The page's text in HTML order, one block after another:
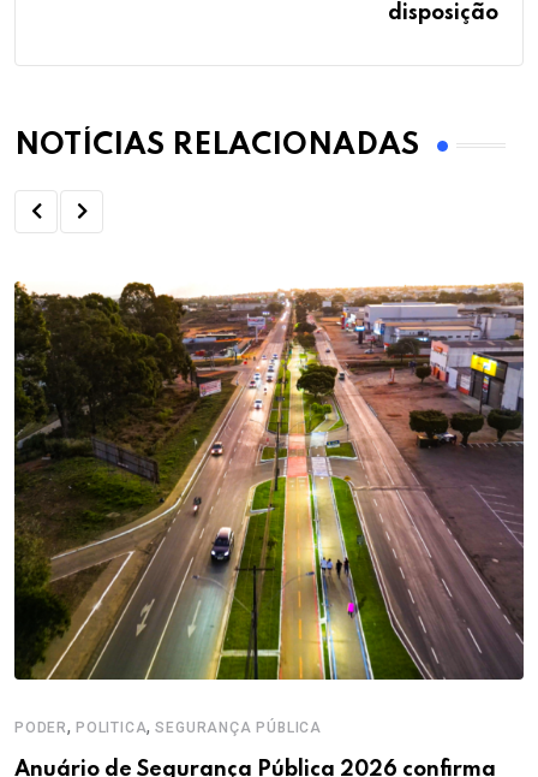
disposição
NOTÍCIAS RELACIONADAS
PODER, POLITICA,SEGURANÇA PÚBLICA
Anuário de Segurança Pública 2026 confirma